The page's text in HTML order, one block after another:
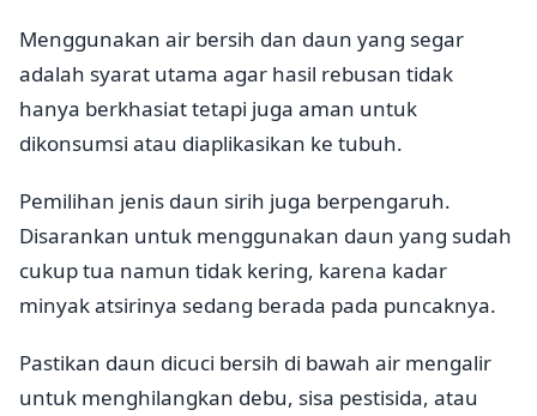
Menggunakan air bersih dan daun yang segar
adalah syarat utama agar hasil rebusan tidak
hanya berkhasiat tetapi juga aman untuk
dikonsumsi atau diaplikasikan ke tubuh.
Pemilihan jenis daun sirih juga berpengaruh.
Disarankan untuk menggunakan daun yang sudah
cukup tua namun tidak kering, karena kadar
minyak atsirinya sedang berada pada puncaknya.
Pastikan daun dicuci bersih di bawah air mengalir
untuk menghilangkan debu, sisa pestisida, atau